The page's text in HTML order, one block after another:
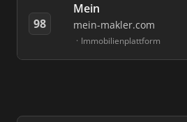
98
Mein
mein-makler.com
Immobilienplattform